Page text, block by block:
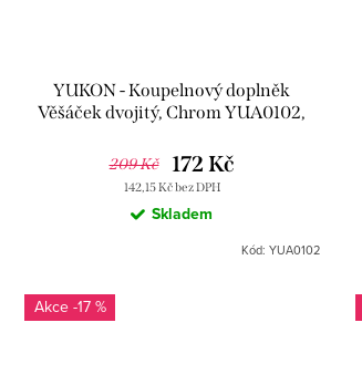
YUKON - Koupelnový doplněk
Věšáček dvojitý, Chrom YUA0102,
209 Kč
142,15 Kč bez DPH
172 Kč
Skladem
Kód: YUA0102
-17 %